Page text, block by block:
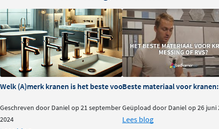
Welk (A)merk kranen is het beste voor je badkamer?
Geschreven door Daniel op 21 september
2024
Beste materiaal voor kranen:
Geüpload door Daniel op 26 juni
Lees blog